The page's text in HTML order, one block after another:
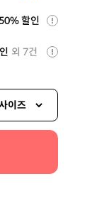
50% 할인
외 7건
이즈